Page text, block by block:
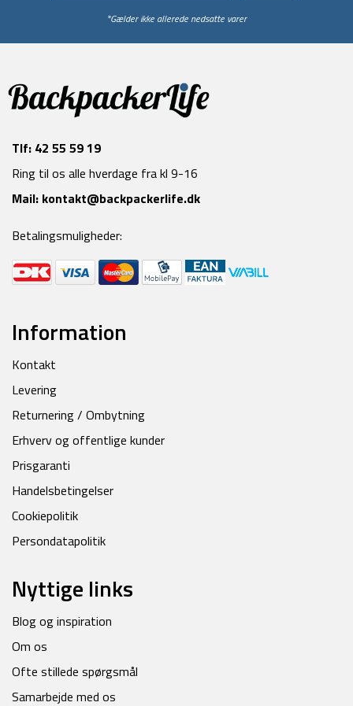
*Gælder ikke allerede nedsatte varer
Tlf: 42 55 59 19
Ring til os alle hverdage fra kl 9-16
Mail: kontakt@backpackerlife.dk
Betalingsmuligheder:
Information
Kontakt
Levering
Returnering / Ombytning
Erhverv og offentlige kunder
Prisgaranti
Handelsbetingelser
Cookiepolitik
Persondatapolitik
Nyttige links
Blog og inspiration
Om os
Ofte stillede spørgsmål
Samarbejde med os